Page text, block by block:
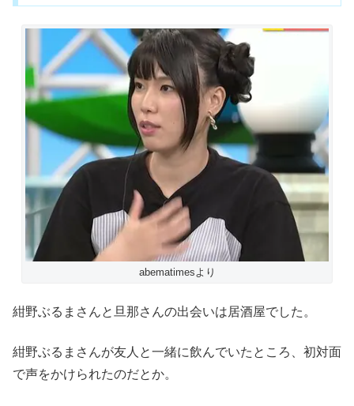
abematimesより
紺野ぶるまさんと旦那さんの出会いは居酒屋でした。
紺野ぶるまさんが友人と一緒に飲んでいたところ、初対面
で声をかけられたのだとか。